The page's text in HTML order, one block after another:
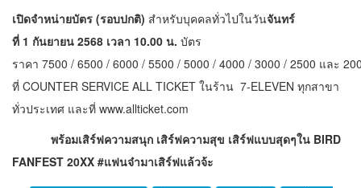
เปิดจำหน่ายบัตร (รอบปกติ) สำหรับบุคคลทั่วไปในวันจันทร์
ที่ 1 กันยายน 2568 เวลา 10.00 น. บัตร
ราคา 7500 / 6500 / 6000 / 5500 / 5000 / 4000 / 3000 / 2500 และ
ที่ COUNTER SERVICE ALL TICKET ในร้าน 7-ELEVEN ทุกสาขา
ทั่วประเทศ และที่ www.allticket.com
พร้อมเสิร์ฟความสนุก เสิร์ฟความสุข เสิร์ฟแบบสุดๆใน BIRD
FANFEST 20XX #แฟนจ๋ามาเสิร์ฟแล้วจ้ะ